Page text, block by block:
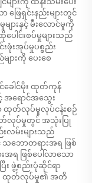
ြေရှင်းနည်းများတွင်
များနှင့် မီးလောင်မှုကို
ပေါင်းစပ်မှုများသည်
းဖုံးအုပ်မှုပစ္စည်း
ားကို ပေးစေ
ေါင်မိုး ထုတ်ကုန်
အရောင်အသွေး
ထုတ်လုပ်မှုလုပ်ငန်းစဉ်
တ်လုပ်မှုတွင် အသုံးပြု
းလမ်းများသည်
သဘောတရားအရ ဖြစ်
အရ ဖြစ်ပေါ်လာသော
း ဖွဲ့စည်းပုံဆိုင်ရာ
။ ထုတ်လုပ်မှု၏ အတိ